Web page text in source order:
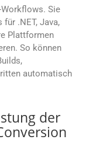
Sie
.NET, Java,
Plattformen
So können
automatisch
der